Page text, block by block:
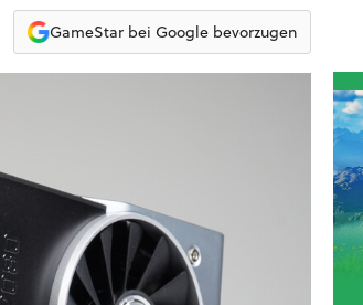
GameStar bei Google bevorzugen